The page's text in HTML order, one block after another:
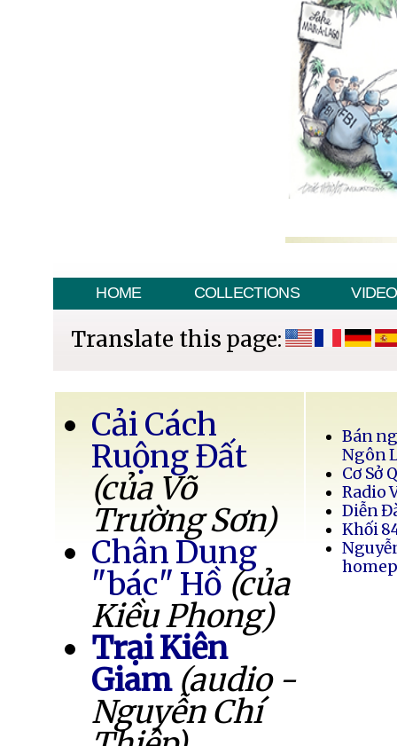
HOME COLLECTIONS VIDEO
Translate this page:
Cải Cách
Ruộng Đất
(của Võ
Trường Sơn)
Chân Dung
"bác" Hồ (của
Kiều Phong)
Trại Kiên
Giam (audio -
Nguyễn Chí
Bán
Ngôn
Cơ Sở
Radio
Diễn
Khối